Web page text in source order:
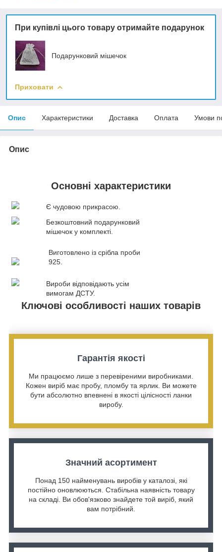
При купівлі цього товару отримайте подарунок
Подарунковий мішечок
Приховати
Опис Характеристики Доставка Оплата Умови
Опис
Основні характеристики
Є чудовою прикрасою.
Безкоштовний подарунковий
мішечок у комплекті.
Виготовлено із срібла проби
925.
Вироби відповідають усім
вимогам ДСТУ.
Ключові особливості наших товарів
Гарантія якості
Ми працюємо лише з перевіреними виробниками.
Кожен виріб має пробу, пломбу та ярлик. Ви можете
бути абсолютно впевнені в якості цілісності ланки
виробу.
Значний асортимент
Понад 150 найменувань виробів у каталозі, які
постійно оновлюються. Стабільна наявність товару
на складі. Ви обов'язково знайдете той виріб, який
вам потрібний.